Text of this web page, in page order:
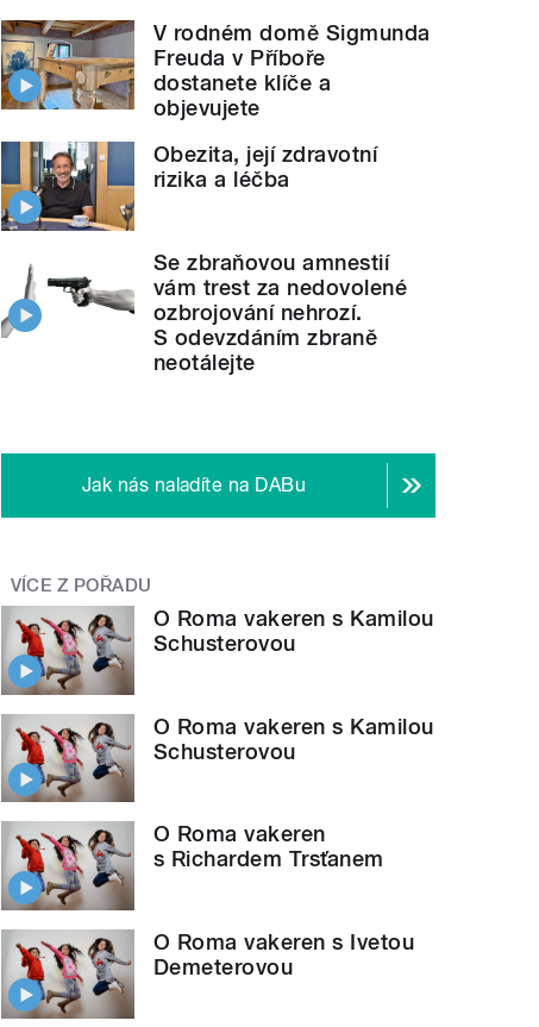
V rodném domě Sigmunda
Freuda v Příboře
dostanete klíče a
objevujete
Obezita, její zdravotní
rizika a léčba
Se zbraňovou amnestií
vám trest za nedovolené
ozbrojování nehrozí.
S odevzdáním zbraně
neotálejte
Jak nás naladíte na DABu
VÍCE Z POŘADU
O Roma vakeren s Kamilou
Schusterovou
O Roma vakeren s Kamilou
Schusterovou
O Roma vakeren
s Richardem Trsťanem
O Roma vakeren s Ivetou
Demeterovou